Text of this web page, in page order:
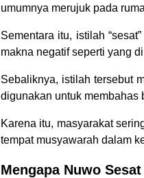
umumnya merujuk pada
Sementara itu, istilah
makna negatif seperti yang
Sebaliknya, istilah tersebut
digunakan untuk membahas
Karena itu, masyarakat
tempat musyawarah dalam
Mengapa Nuwo